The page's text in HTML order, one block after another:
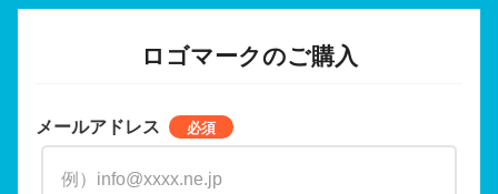
ロゴマークのご購入
メールアドレス